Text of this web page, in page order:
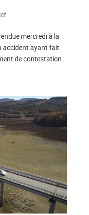
mercredi à la
accident ayant fait
de contestation